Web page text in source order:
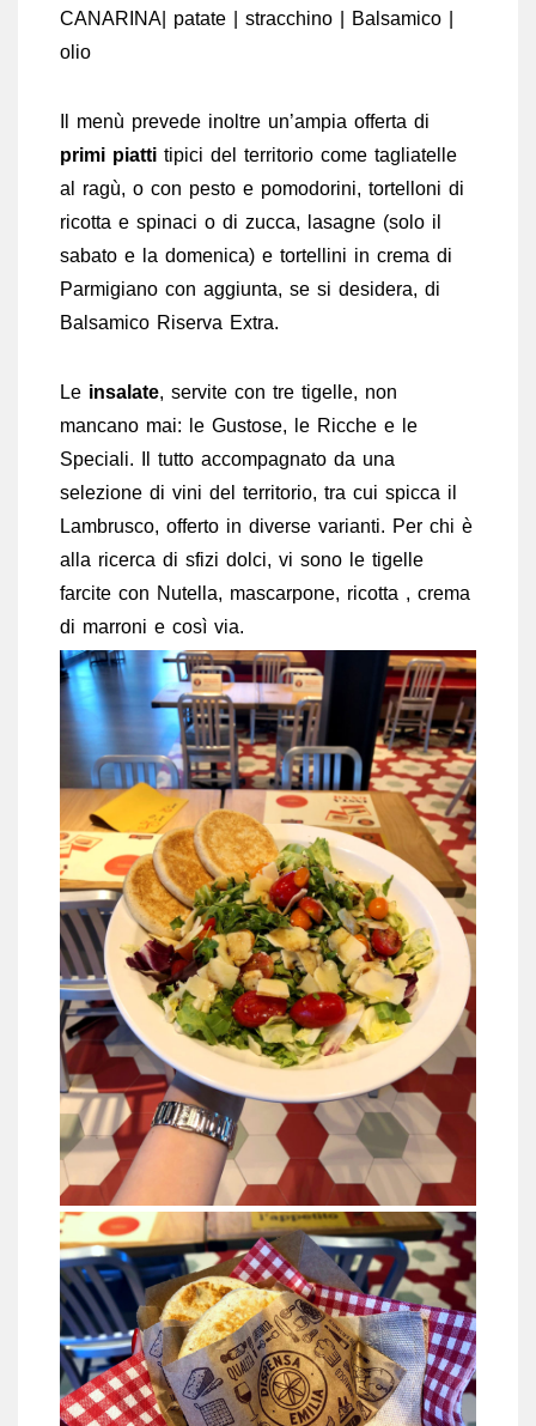
CANARINA| patate | stracchino | Balsamico |
olio
Il menù prevede inoltre un’ampia offerta di
primi piatti tipici del territorio come tagliatelle
al ragù, o con pesto e pomodorini, tortelloni di
ricotta e spinaci o di zucca, lasagne (solo il
sabato e la domenica) e tortellini in crema di
Parmigiano con aggiunta, se si desidera, di
Balsamico Riserva Extra.
Le insalate, servite con tre tigelle, non
mancano mai: le Gustose, le Ricche e le
Speciali. Il tutto accompagnato da una
selezione di vini del territorio, tra cui spicca il
Lambrusco, offerto in diverse varianti. Per chi è
alla ricerca di sfizi dolci, vi sono le tigelle
farcite con Nutella, mascarpone, ricotta , crema
di marroni e così via.